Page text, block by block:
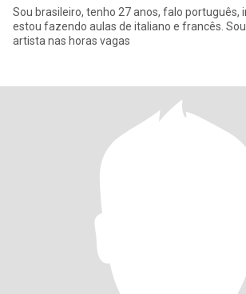
Sou brasileiro, tenho 27 anos, falo português,
estou fazendo aulas de italiano e francês.
artista nas horas vagas